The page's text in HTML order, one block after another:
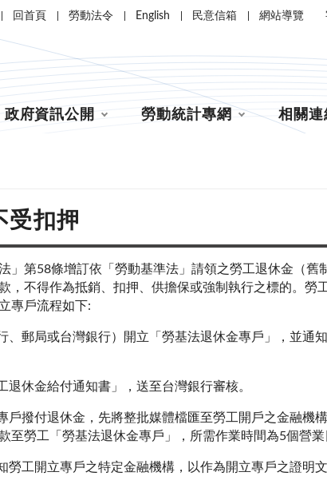
回首頁 勞動法令 English 民意信箱 網站導覽
政府資訊公開 勞動統計專網 相關連
受扣押
」第58條增訂依「勞動基準法」請領之勞工退休金（舊
，不得作為抵銷、扣押、供擔保或強制執行之標的。勞
立專戶流程如下:
、郵局或台灣銀行）開立「勞基法退休金專戶」，並通
休金給付通知書」，送至台灣銀行審核。
戶撥付退休金，先將整批媒體檔匯至勞工開戶之金融機
至勞工「勞基法退休金專戶」，所需作業時間為5個營業
工開立專戶之特定金融機構，以作為開立專戶之證明文